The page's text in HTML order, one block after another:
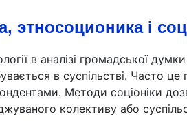
этносоционика і
в аналізі громадської
в суспільстві. Часто
Методи соціоніки
колективу або